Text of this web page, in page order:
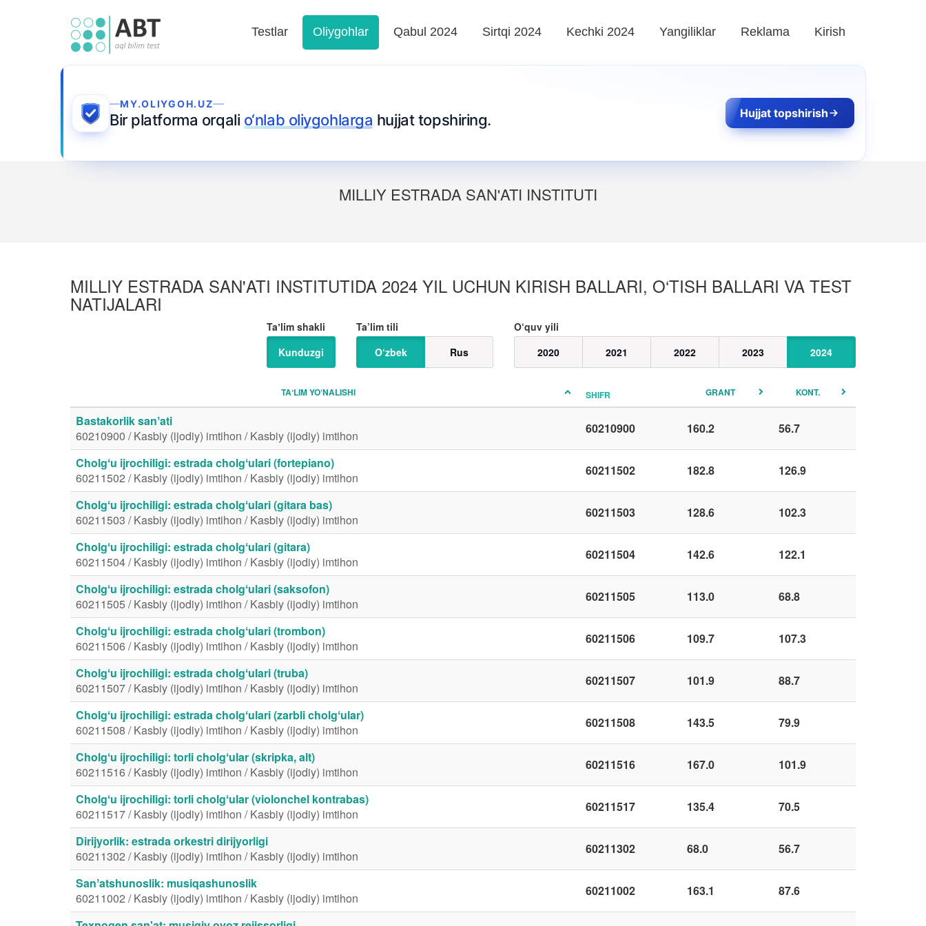
Testlar Oliygohlar Qabul 2024 Sirtqi 2024 Kechki 2024 Yangiliklar Reklama Kirish
MY.OLIYGOH.UZ
Bir platforma orqali o‘nlab oliygohlarga hujjat topshiring. Hujjat topshirish
MILLIY ESTRADA SAN'ATI INSTITUTI
MILLIY ESTRADA SAN'ATI INSTITUTIDA 2024 YIL UCHUN KIRISH BALLARI, O‘TISH BALLARI VA TEST
NATIJALARI
O‘quv yili
2020
2021 2022 2023 2024
Ta’lim tili
O‘zbek
Rus
Taʼlim shakli
Kunduzgi
TAʼLIM YO‘NALISHI SHIFR GRANT KONT.
Bastakorlik sanʼati
60210900 / Kasbiy (ijodiy) imtihon / Kasbiy (ijodiy) imtihon
60210900 160.2 56.7
Cholgʻu ijrochiligi: estrada cholgʻulari (fortepiano)
60211502 / Kasbiy (ijodiy) imtihon / Kasbiy (ijodiy) imtihon
60211502 182.8 126.9
Cholgʻu ijrochiligi: estrada cholgʻulari (gitara bas)
60211503 / Kasbiy (ijodiy) imtihon / Kasbiy (ijodiy) imtihon
60211503 128.6 102.3
Cholgʻu ijrochiligi: estrada cholgʻulari (gitara)
60211504 / Kasbiy (ijodiy) imtihon / Kasbiy (ijodiy) imtihon
60211504 142.6 122.1
Cholgʻu ijrochiligi: estrada cholgʻulari (saksofon)
60211505 / Kasbiy (ijodiy) imtihon / Kasbiy (ijodiy) imtihon
60211505 113.0 68.8
Cholgʻu ijrochiligi: estrada cholgʻulari (trombon)
60211506 / Kasbiy (ijodiy) imtihon / Kasbiy (ijodiy) imtihon
60211506 109.7 107.3
Cholgʻu ijrochiligi: estrada cholgʻulari (truba)
60211507 / Kasbiy (ijodiy) imtihon / Kasbiy (ijodiy) imtihon
60211507 101.9 88.7
Cholgʻu ijrochiligi: estrada cholgʻulari (zarbli cholgʻular)
60211508 / Kasbiy (ijodiy) imtihon / Kasbiy (ijodiy) imtihon
60211508 143.5 79.9
Cholgʻu ijrochiligi: torli cholgʻular (skripka, alt)
60211516 / Kasbiy (ijodiy) imtihon / Kasbiy (ijodiy) imtihon
60211516 167.0 101.9
Cholgʻu ijrochiligi: torli cholgʻular (violonchel kontrabas)
60211517 / Kasbiy (ijodiy) imtihon / Kasbiy (ijodiy) imtihon
60211517 135.4 70.5
Dirijyorlik: estrada orkestri dirijyorligi
60211302 / Kasbiy (ijodiy) imtihon / Kasbiy (ijodiy) imtihon
60211302 68.0 56.7
Sanʼatshunoslik: musiqashunoslik
60211002 / Kasbiy (ijodiy) imtihon / Kasbiy (ijodiy) imtihon
60211002 163.1 87.6